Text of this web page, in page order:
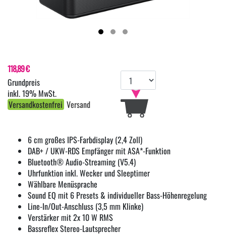
6 cm großes IPS-Farbdisplay (2,4 Zoll)
DAB+ / UKW-RDS Empfänger mit ASA*-Funktion
Bluetooth® Audio-Streaming (V5.4)
Uhrfunktion inkl. Wecker und Sleeptimer
Wählbare Menüsprache
Sound EQ mit 6 Presets & individueller Bass-Höhenregelung
Line-In/Out-Anschluss (3,5 mm Klinke)
Verstärker mit 2x 10 W RMS
Bassreflex Stereo-Lautsprecher
118,89 €
inkl. 19% MwSt.
Versandkostenfrei Versand